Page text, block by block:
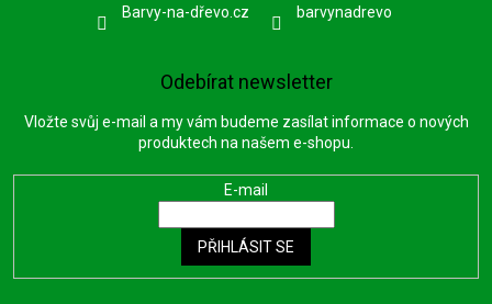
Barvy-na-dřevo.cz barvynadrevo
Odebírat newsletter
Vložte svůj e-mail a my vám budeme zasílat informace o nových
produktech na našem e-shopu.
E-mail
PŘIHLÁSIT SE